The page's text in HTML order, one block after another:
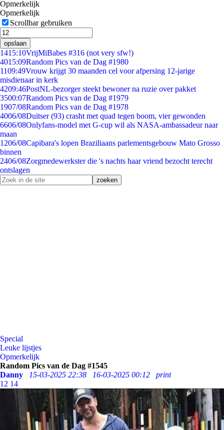
Opmerkelijk
Opmerkelijk
Scrollbar gebruiken
opslaan
1415:10VrijMiBabes #316 (not very sfw!)
4015:09Random Pics van de Dag #1980
1109:49Vrouw krijgt 30 maanden cel voor afpersing 12-jarige
misdienaar in kerk
4209:46PostNL-bezorger steekt bewoner na ruzie over pakket
3500:07Random Pics van de Dag #1979
1907/08Random Pics van de Dag #1978
4006/08Duitser (93) crasht met quad tegen boom, vier gewonden
6606/08Onlyfans-model met G-cup wil als NASA-ambassadeur naar
maan
1206/08Capibara's lopen Braziliaans parlementsgebouw Mato Grosso
binnen
2406/08Zorgmedewerkster die 's nachts haar vriend bezocht terecht
ontslagen
Special
Leuke lijstjes
Opmerkelijk
Random Pics van de Dag #1545
Danny
15-03-2025 22:38 16-03-2025 00:12
print
12 14